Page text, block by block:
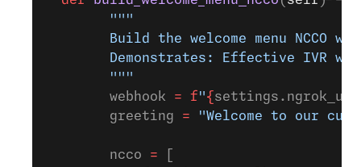
        """
Build the welcome menu NCCO
Demonstrates: Effective IVR
        """
        webhook
= f"{ settings.ngrok_url
        greeting
= "Welcome to our
        ncco
=